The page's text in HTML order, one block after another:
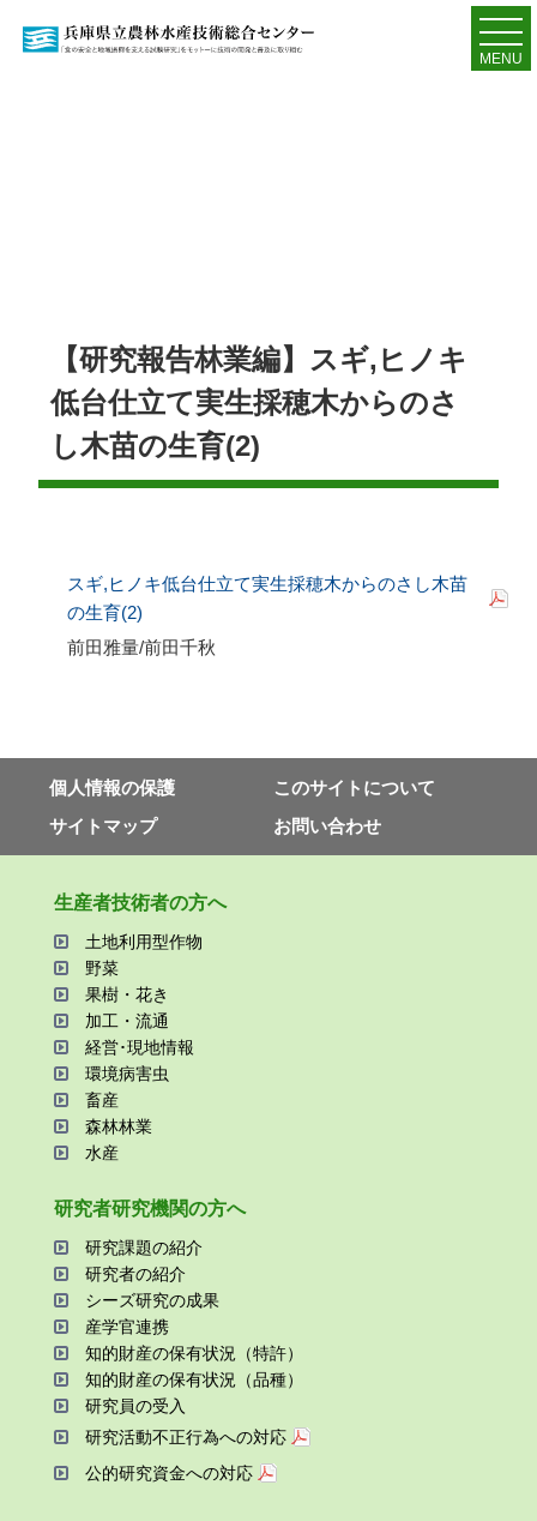
MENU
【研究報告林業編】スギ,ヒノキ
低台仕立て実生採穂木からのさ
し木苗の生育(2)
スギ, ヒノキ低台仕立て実生採穂木からのさし木苗
の生育(2)
前田雅量/前田千秋
個⼈情報の保護
このサイトについて
サイトマップ
お問い合わせ
⽣産者技術者の⽅へ
⼟地利⽤型作物
野菜
果樹・花き
加⼯・流通
経営･現地情報
環境病害⾍
畜産
森林林業
⽔産
研究者研究機関の⽅へ
研究課題の紹介
研究者の紹介
シーズ研究の成果
産学官連携
知的財産の保有状況（特許）
知的財産の保有状況（品種）
研究員の受⼊
研究活動不正⾏為への対応
公的研究資金への対応